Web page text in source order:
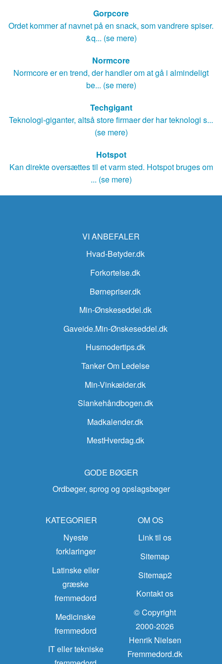
Gorpcore
Ordet kommer af navnet på en snack, som vandrere spiser.
&q... (se mere)
Normcore
Normcore er en trend, der handler om at gå i almindeligt
be... (se mere)
Techgigant
Teknologi-giganter, altså store firmaer der har teknologi s...
(se mere)
Hotspot
Kan direkte oversættes til et varm sted. Hotspot bruges om
... (se mere)
VI ANBEFALER
Hvad-Betyder.dk
Forkortelse.dk
Børnepriser.dk
Min-Ønskeseddel.dk
Gaveide.Min-Ønskeseddel.dk
Husmodertips.dk
Tanker Om Ledelse
Min-Vinkælder.dk
Slankehåndbogen.dk
Madkalender.dk
MestHverdag.dk
GODE BØGER
Ordbøger, sprog og opslagsbøger
KATEGORIER
Nyeste
forklaringer
Latinske eller
græske
fremmedord
Medicinske
fremmedord
IT eller tekniske
OM OS
Link til os
Sitemap
Sitemap2
Kontakt os
© Copyright
2000-2026
Henrik Nielsen
Fremmedord.dk